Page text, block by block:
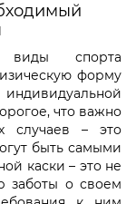
виды спорта
форму
что важно
случаев – это
быть самыми
каски – это не
заботы о своем